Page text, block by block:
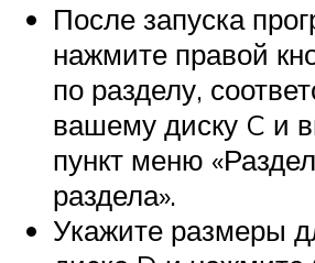
После запуска
нажмите правой
по разделу,
вашему диску C и
пункт меню
раздела».
Укажите размеры